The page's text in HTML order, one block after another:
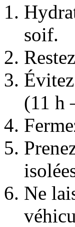
soif.
(11 h
Ne